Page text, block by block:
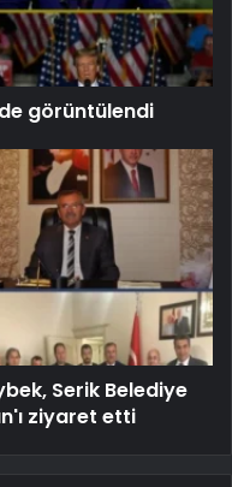
görüntülendi
Serik Belediye
ziyaret etti